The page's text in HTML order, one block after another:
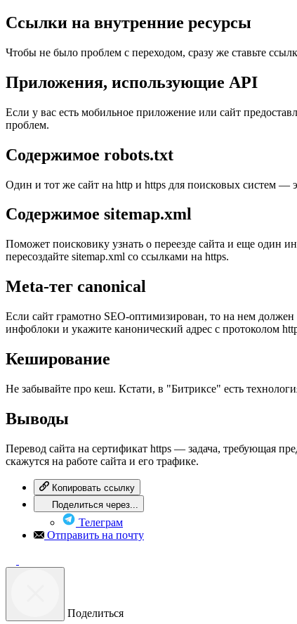
Ссылки на внутренние ресурсы
Чтобы не было проблем с переходом, сразу же ставьте
Приложения, использующие API
Если у вас есть мобильное приложение или сайт
проблем.
Содержимое robots.txt
Один и тот же сайт на http и https для поисковых систем —
Содержимое sitemap.xml
Поможет поисковику узнать о переезде сайта и еще один
пересоздайте sitemap.xml cо ссылками на https.
Meta-тег canonical
Если сайт грамотно SEO-оптимизирован, то на нем должен
инфоблоки и укажите канонический адрес с протоколом
Кеширование
Не забывайте про кеш. Кстати, в "Битриксе" есть
Выводы
Перевод сайта на сертификат https — задача, требующая
скажутся на работе сайта и его трафике.
Копировать ссылку
Поделиться через...
Телеграм
Отправить на почту
Поделиться